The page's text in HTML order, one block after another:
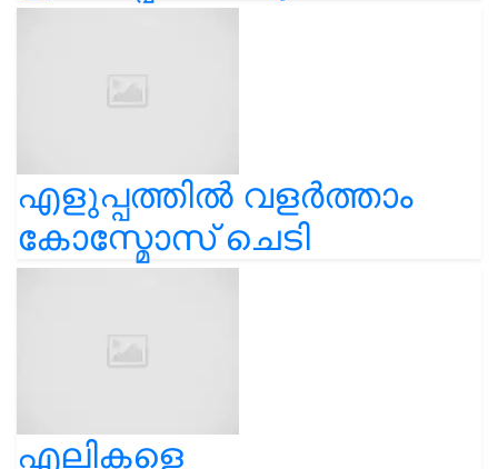
എളുപ്പത്തിൽ വളർത്താം
കോസ്മോസ് ചെടി
എലികളെ